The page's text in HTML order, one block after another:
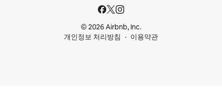
© 2026 Airbnb, Inc.
개인정보 처리방침
이용약관